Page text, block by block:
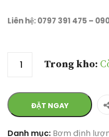
Liên hệ: 0797 391 475 –
Trong kho:
ĐẶT NGAY
Danh mục: Bơm định